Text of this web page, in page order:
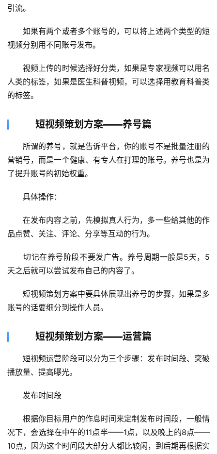
引流。
如果有两个或者多个账号的，可以将上述两个类型的短
视频分别用不同账号发布。
视频上传的时候选择好分类，如果是专家视频可以用名
人类的标签，如果是医生科普视频，可以选择用教育科普类
的标签。
短视频策划方案——养号篇
所谓的养号，就是告诉平台，你的账号不是批量注册的
营销号，而是一个健康、有专人在打理的账号。养号也是为
了提升账号的初始权重。
具体操作：
在发布内容之前，先模拟真人行为，多一些给其他的作
品点赞、关注、评论、分享等互动的行为。
切记在养号阶段不要发广告。养号周期一般是5天，5
天之后就可以尝试发布自己的内容了。
短视频策划方案中要具体展现出养号的步骤，如果是多
账号的话要细分到操作人员。
短视频策划方案——运营篇
短视频运营阶段可以分为三个步骤：发布时间段、突破
播放量、提高曝光。
发布时间段
根据你目标用户的作息时间来定制发布时间段，一般情
况下，会选择在中午的11点半——1点，以及晚上的8点——
10点，因为这个时间段大部分人都比较闲，到后期再根据实